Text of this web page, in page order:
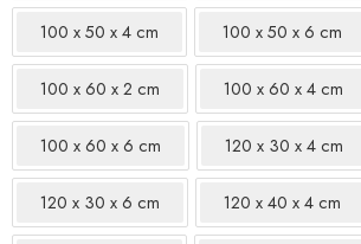
100 x 50 x 4 cm 100 x 50 x 6 cm
100 x 60 x 2 cm 100 x 60 x 4 cm
100 x 60 x 6 cm 120 x 30 x 4 cm
120 x 30 x 6 cm 120 x 40 x 4 cm